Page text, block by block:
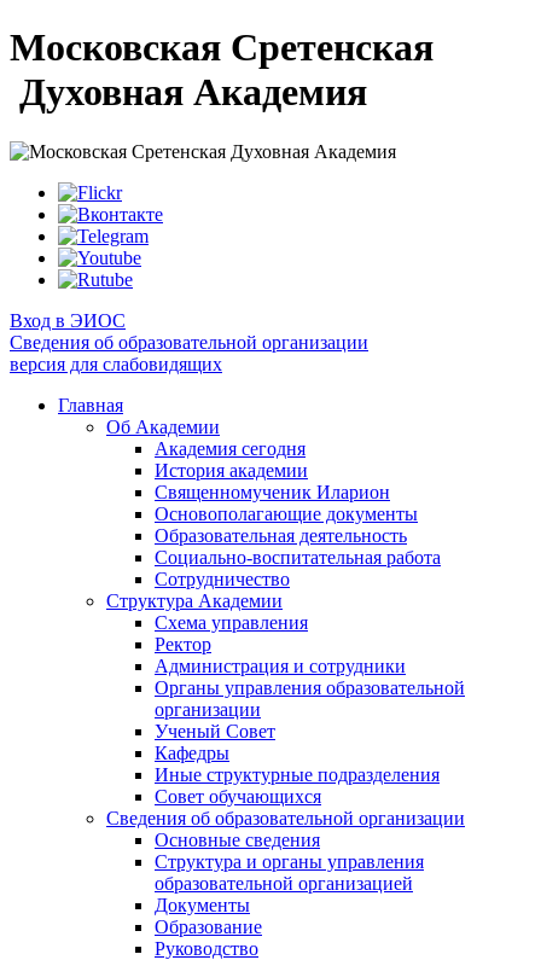
Московская Сретенская
Духовная Академия
Вход в ЭИОС
Сведения об образовательной организации
версия для слабовидящих
Главная
Об Академии
Академия сегодня
История академии
Священномученик Иларион
Основополагающие документы
Образовательная деятельность
Социально-воспитательная работа
Сотрудничество
Структура Академии
Схема управления
Ректор
Администрация и сотрудники
Органы управления образовательной
организации
Ученый Совет
Кафедры
Иные структурные подразделения
Совет обучающихся
Сведения об образовательной организации
Основные сведения
Структура и органы управления
образовательной организацией
Документы
Образование
Руководство